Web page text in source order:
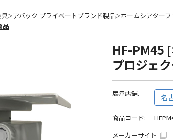
＞アバック プライベートブランド製品＞ホームシアター
品
HF-PM45
プロジェ
展示店舗: 名
商品コード:
メーカーサイト